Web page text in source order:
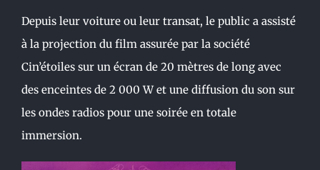
Depuis leur voiture ou leur transat, le public a assisté
à la projection du film assurée par la société
Cin’étoiles sur un écran de 20 mètres de long avec
des enceintes de 2 000 W et une diffusion du son sur
les ondes radios pour une soirée en totale
immersion.